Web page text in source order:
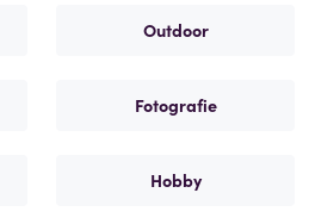
Outdoor
Fotografie
Hobby